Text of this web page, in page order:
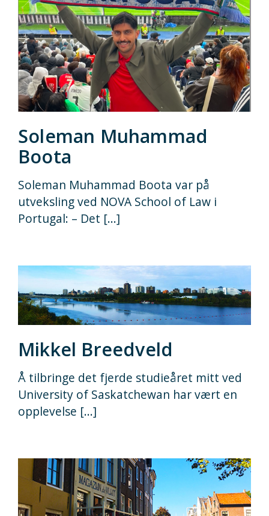
Soleman Muhammad
Boota
Soleman Muhammad Boota var på
utveksling ved NOVA School of Law i
Portugal: – Det [...]
Mikkel Breedveld
Å tilbringe det fjerde studieåret mitt ved
University of Saskatchewan har vært en
opplevelse [...]